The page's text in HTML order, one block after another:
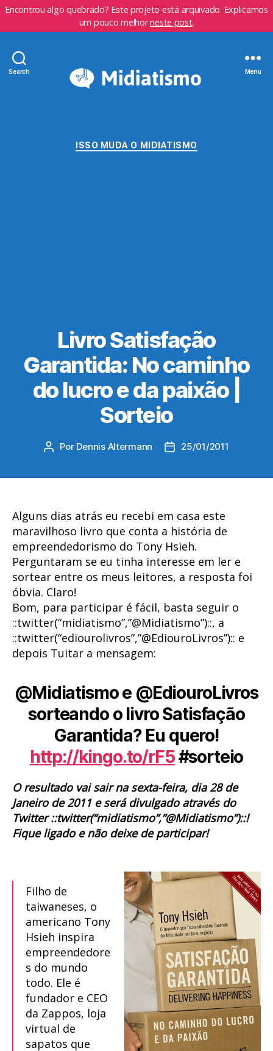
Encontrou algo quebrado? Este projeto está arquivado. Explicamos
um pouco melhorneste post.
Search Menu
Categorias
ISSO MUDA O MIDIATISMO
Livro Satisfação
Garantida: No caminho
do lucro e da paixão |
Sorteio
Autor
Por Dennis Altermann
Data25/01/2011
Alguns dias atrás eu recebi em casa este
maravilhoso livro que conta a história de
empreendedorismo do Tony Hsieh.
Perguntaram se eu tinha interesse em ler e
sortear entre os meus leitores, a resposta foi
óbvia. Claro!
Bom, para participar é fácil, basta seguir o
::twitter(“midiatismo”,”@Midiatismo”)::, a
::twitter(“ediourolivros”,”@EdiouroLivros”):: e
depois Tuitar a mensagem:
@Midiatismo e @EdiouroLivros
sorteando o livro Satisfação
Garantida? Eu quero!
http://kingo.to/rF5#sorteio
O resultado vai sair na sexta-feira, dia 28 de
Janeiro de 2011 e será divulgado através do
Twitter ::twitter(“midiatismo”,”@Midiatismo”)::!
Fique ligado e não deixe de participar!
Filho de
taiwaneses, o
americano Tony
Hsieh inspira
empreendedore
s do mundo
todo. Ele é
fundador e CEO
da Zappos, loja
virtual de
sapatos que